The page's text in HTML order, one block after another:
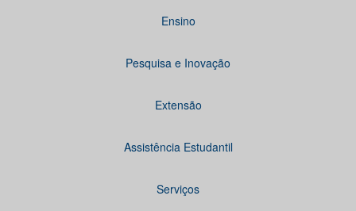
Ensino
Pesquisa e Inovação
Extensão
Assistência Estudantil
Serviços